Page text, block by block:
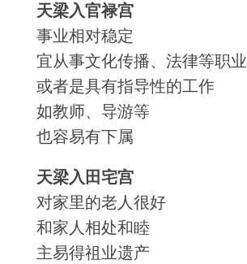
天梁入官禄宫
事业相对稳定
宜从事文化传播、法律等职业
或者是具有指导性的工作
如教师、导游等
也容易有下属
天梁入田宅宫
对家里的老人很好
和家人相处和睦
主易得祖业遗产